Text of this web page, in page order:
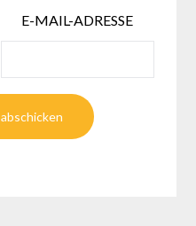
E-MAIL-ADRESSE